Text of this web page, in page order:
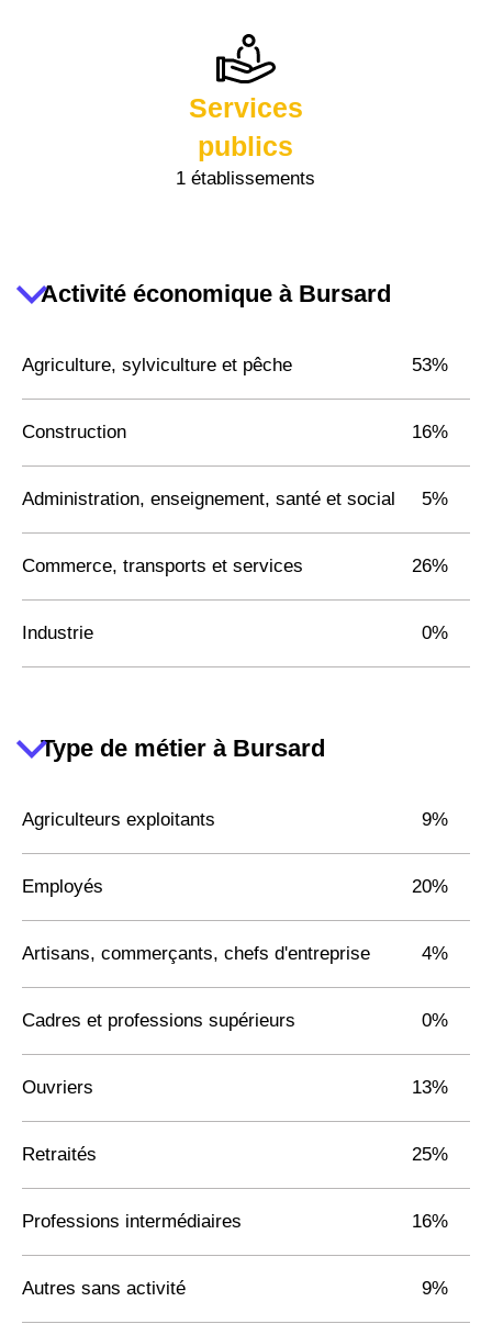
Services
publics
1 établissements
Activité économique à Bursard
Agriculture, sylviculture et pêche 53%
Construction 16%
Administration, enseignement, santé et social 5%
Commerce, transports et services 26%
Industrie 0%
Type de métier à Bursard
Agriculteurs exploitants 9%
Employés 20%
Artisans, commerçants, chefs d'entreprise 4%
Cadres et professions supérieurs 0%
Ouvriers 13%
Retraités 25%
Professions intermédiaires 16%
Autres sans activité 9%